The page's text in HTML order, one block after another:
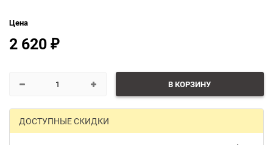
Цена
2 620 ₽
В КОРЗИНУ
ДОСТУПНЫЕ СКИДКИ